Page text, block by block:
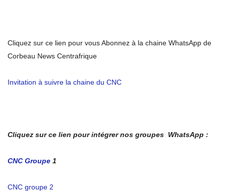
Cliquez sur ce lien pour vous Abonnez à la chaine WhatsApp de
Corbeau News Centrafrique
Invitation à suivre la chaine du CNC
Cliquez sur ce lien pour intégrer nos groupes WhatsApp :
CNC Groupe 1
CNC groupe 2